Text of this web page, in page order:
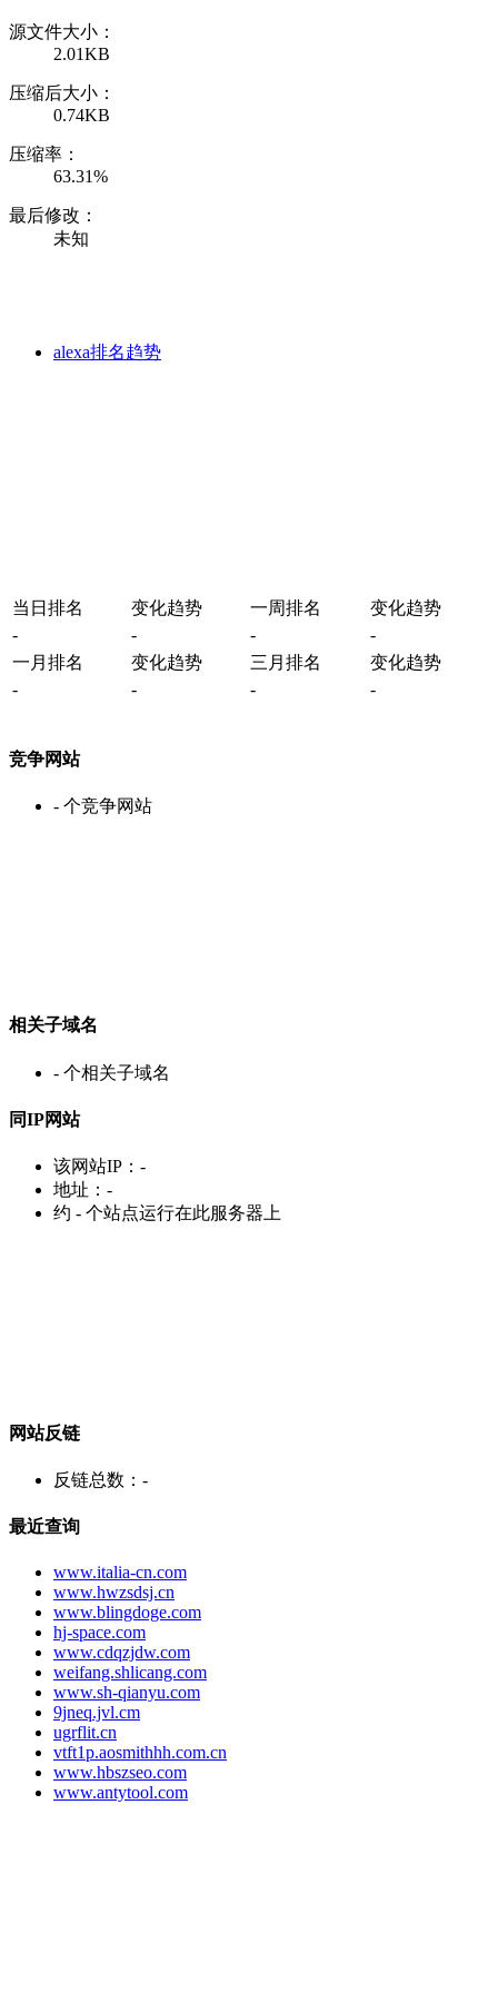
源文件大小：
2.01KB
压缩后大小：
0.74KB
压缩率：
63.31%
最后修改：
未知
alexa排名趋势
当日排名 变化趋势 一周排名
变化趋势
-
- -
-
一月排名
变化趋势 三月排名
变化趋势
-
- - -
竞争网站
- 个竞争网站
相关子域名
- 个相关子域名
同IP网站
该网站IP： -
地址： -
约 - 个站点运行在此服务器上
网站反链
反链总数： -
最近查询
www.italia-cn.com
www.hwzsdsj.cn
www.blingdoge.com
hj-space.com
www.cdqzjdw.com
weifang.shlicang.com
www.sh-qianyu.com
9jneq.jvl.cm
ugrflit.cn
vtft1p.aosmithhh.com.cn
www.hbszseo.com
www.antytool.com